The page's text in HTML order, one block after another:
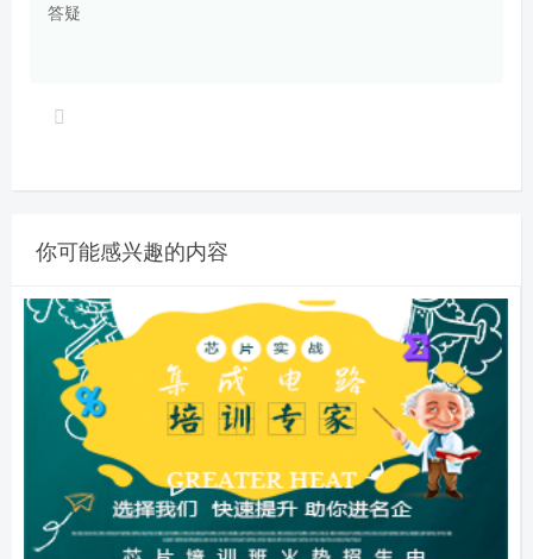
答疑
你可能感兴趣的内容